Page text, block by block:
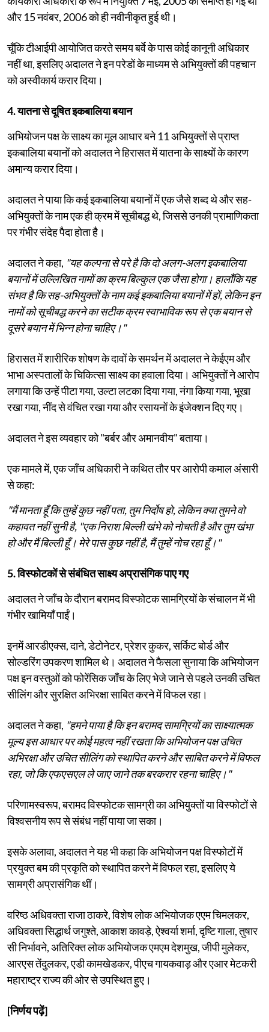
और 15 नवंबर, 2006 को ही नवीनीकृत हुई थी।
चूँकि टीआईपी आयोजित करते समय बर्वे के पास कोई कानूनी अधिकार
नहीं था, इसलिए अदालत ने इन परेडों के माध्यम से अभियुक्तों की पहचान
को अस्वीकार्य करार दिया।
4. यातना से दूषित इकबालिया बयान
अभियोजन पक्ष के साक्ष्य का मूल आधार बने 11 अभियुक्तों से प्राप्त
इकबालिया बयानों को अदालत ने हिरासत में यातना के साक्ष्यों के कारण
अमान्य करार दिया।
अदालत ने पाया कि कई इकबालिया बयानों में एक जैसे शब्द थे और सह-
अभियुक्तों के नाम एक ही क्रम में सूचीबद्ध थे, जिससे उनकी प्रामाणिकता
पर गंभीर संदेह पैदा होता है।
अदालत ने कहा, "यह कल्पना से परे है कि दो अलग-अलग इकबालिया
बयानों में उल्लिखित नामों का क्रम बिल्कुल एक जैसा होगा। हालाँकि यह
संभव है कि सह-अभियुक्तों के नाम कई इकबालिया बयानों में हों, लेकिन इन
नामों को सूचीबद्ध करने का सटीक क्रम स्वाभाविक रूप से एक बयान से
दूसरे बयान में भिन्न होना चाहिए।"
हिरासत में शारीरिक शोषण के दावों के समर्थन में अदालत ने केईएम और
भाभा अस्पतालों के चिकित्सा साक्ष्य का हवाला दिया। अभियुक्तों ने आरोप
लगाया कि उन्हें पीटा गया, उल्टा लटका दिया गया, नंगा किया गया, भूखा
रखा गया, नींद से वंचित रखा गया और रसायनों के इंजेक्शन दिए गए।
अदालत ने इस व्यवहार को "बर्बर और अमानवीय" बताया।
एक मामले में, एक जाँच अधिकारी ने कथित तौर पर आरोपी कमाल अंसारी
से कहा:
"मैं मानता हूँ कि तुम्हें कुछ नहीं पता, तुम निर्दोष हो, लेकिन क्या तुमने वो
कहावत नहीं सुनी है, "एक निराश बिल्ली खंभे को नोचती है और तुम खंभा
हो और मैं बिल्ली हूँ। मेरे पास कुछ नहीं है, मैं तुम्हें नोच रहा हूँ।"
5. विस्फोटकों से संबंधित साक्ष्य अप्रासंगिक पाए गए
अदालत ने जाँच के दौरान बरामद विस्फोटक सामग्रियों के संचालन में भी
गंभीर खामियाँ पाईं।
इनमें आरडीएक्स, दाने, डेटोनेटर, प्रेशर कुकर, सर्किट बोर्ड और
सोल्डरिंग उपकरण शामिल थे। अदालत ने फैसला सुनाया कि अभियोजन
पक्ष इन वस्तुओं को फोरेंसिक जाँच के लिए भेजे जाने से पहले उनकी उचित
सीलिंग और सुरक्षित अभिरक्षा साबित करने में विफल रहा।
अदालत ने कहा, "हमने पाया है कि इन बरामद सामग्रियों का साक्ष्यात्मक
मूल्य इस आधार पर कोई महत्व नहीं रखता कि अभियोजन पक्ष उचित
अभिरक्षा और उचित सीलिंग को स्थापित करने और साबित करने में विफल
रहा, जो कि एफएसएल ले जाए जाने तक बरकरार रहना चाहिए।"
परिणामस्वरूप, बरामद विस्फोटक सामग्री का अभियुक्तों या विस्फोटों से
विश्वसनीय रूप से संबंध नहीं पाया जा सका।
इसके अलावा, अदालत ने यह भी कहा कि अभियोजन पक्ष विस्फोटों में
प्रयुक्त बम की प्रकृति को स्थापित करने में विफल रहा, इसलिए ये
सामग्री अप्रासंगिक थीं।
वरिष्ठ अधिवक्ता राजा ठाकरे, विशेष लोक अभियोजक एएम चिमलकर,
अधिवक्ता सिद्धार्थ जगुश्ते, आकाश कावड़े, ऐश्वर्या शर्मा, दृष्टि गाला, तुषार
सी निर्भावने, अतिरिक्त लोक अभियोजक एमएम देशमुख, जीपी मुलेकर,
आरएस तेंदुलकर, एडी कामखेडकर, पीएच गायकवाड़ और एआर मेटकरी
महाराष्ट्र राज्य की ओर से उपस्थित हुए।
[निर्णय पढ़ें]